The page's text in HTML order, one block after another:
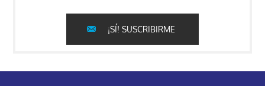
¡SÍ! SUSCRIBIRME